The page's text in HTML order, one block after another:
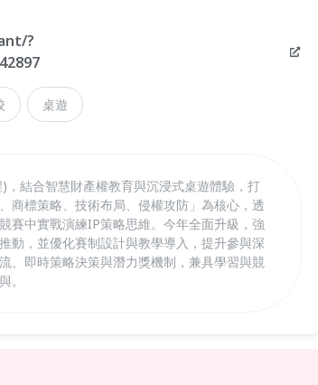
?
桌遊
結合智慧財產權教育與沉浸式桌遊體驗，打
商標策略、技術布局、侵權攻防」為核心，透
賽中實戰演練IP策略思維。今年全面升級，強
動，並優化賽制設計與教學導入，提升參與深
、即時策略決策與潛力獎機制，兼具學習與競
。